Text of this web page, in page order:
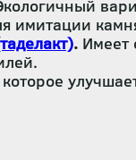
имитации
. Имеет